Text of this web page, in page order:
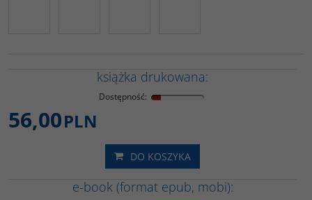
książka drukowana:
Dostępność:
56,00PLN
DO KOSZYKA
e-book (format epub, mobi):